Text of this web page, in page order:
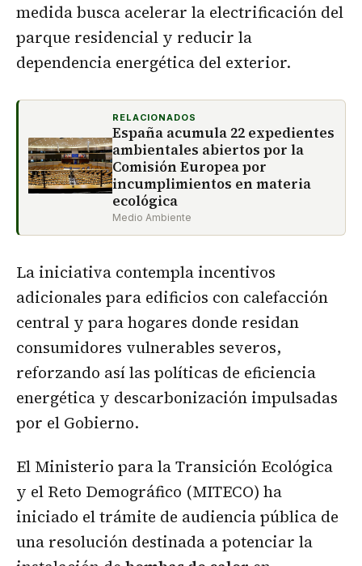
medida busca acelerar la electrificación del
parque residencial y reducir la
dependencia energética del exterior.
RELACIONADOS
España acumula 22 expedientes
ambientales abiertos por la
Comisión Europea por
incumplimientos en materia
ecológica
Medio Ambiente
La iniciativa contempla incentivos
adicionales para edificios con calefacción
central y para hogares donde residan
consumidores vulnerables severos,
reforzando así las políticas de eficiencia
energética y descarbonización impulsadas
por el Gobierno.
El Ministerio para la Transición Ecológica
y el Reto Demográfico (MITECO) ha
iniciado el trámite de audiencia pública de
una resolución destinada a potenciar la